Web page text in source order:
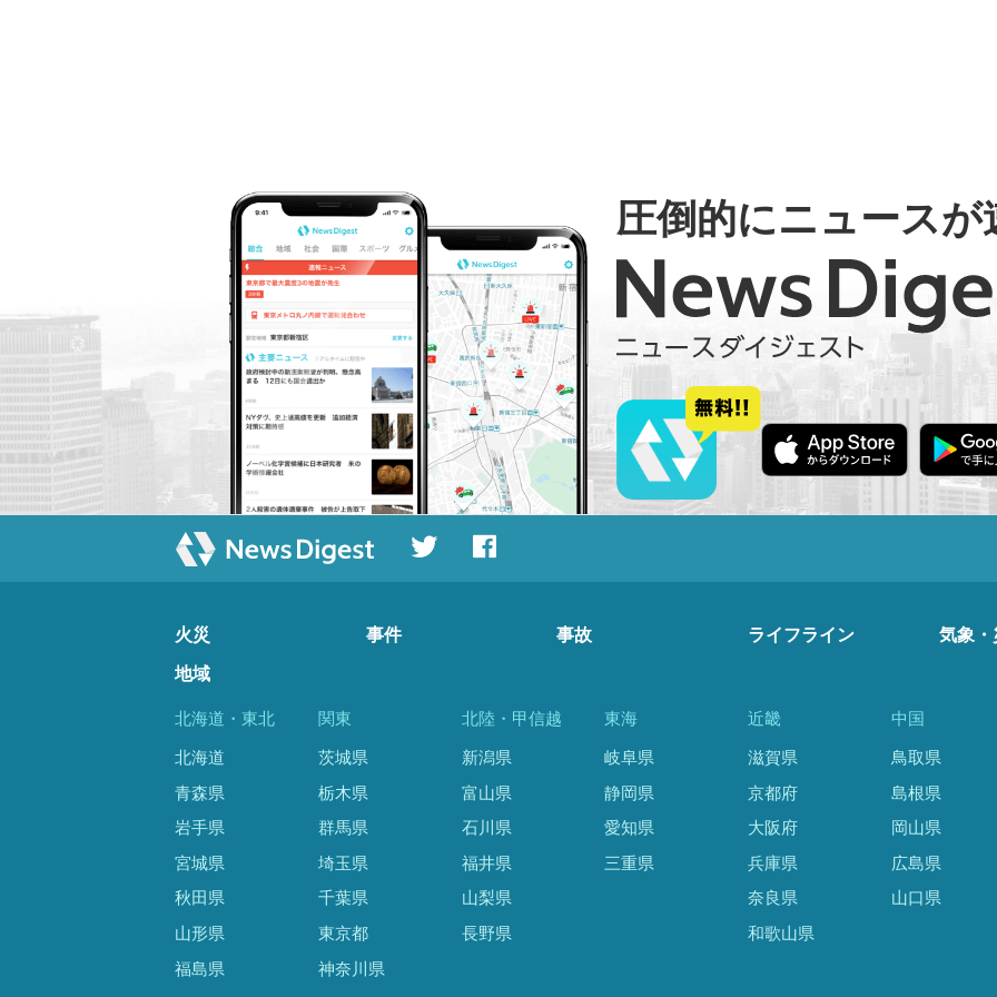
圧倒的にニュースが
火災 事件 事故 ライフライン 気象・
地域
北海道・東北
北海道
青森県
岩手県
宮城県
秋田県
山形県
福島県
関東
茨城県
栃木県
群馬県
埼玉県
千葉県
東京都
神奈川県
北陸・甲信越
新潟県
富山県
石川県
福井県
山梨県
長野県
東海
岐阜県
静岡県
愛知県
三重県
近畿
滋賀県
京都府
大阪府
兵庫県
奈良県
和歌山県
中国
鳥取県
島根県
岡山県
広島県
山口県